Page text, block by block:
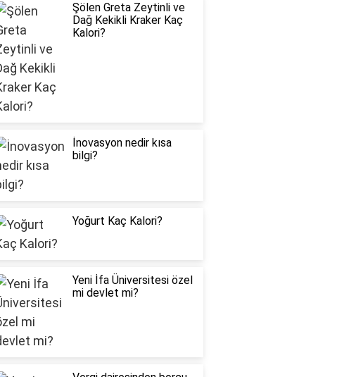
Şölen Greta Zeytinli ve
Dağ Kekikli Kraker Kaç
Kalori?
İnovasyon nedir kısa
bilgi?
Yoğurt Kaç Kalori?
Yeni İfa Üniversitesi özel
mi devlet mi?